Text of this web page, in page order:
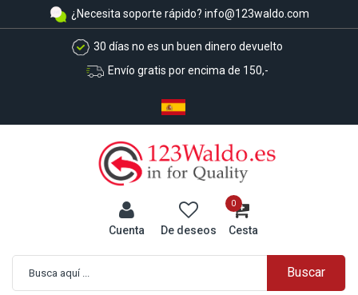
¿Necesita soporte rápido? info@123waldo.com
30 días no es un buen dinero devuelto
Envío gratis por encima de 150,-
Cuenta De deseos Cesta
0
Buscar